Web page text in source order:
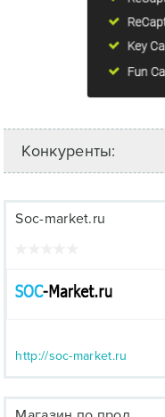
Конкуренты:
Soc-market.ru
http://soc-market.ru